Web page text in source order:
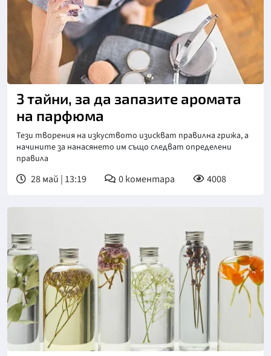
3 тайни, за да запазите аромата
на парфюма
Тези творения на изкуството изискват правилна грижа, а
начините за нанасянето им също следват определени
правила
28 май | 13:19 0коментара 4008